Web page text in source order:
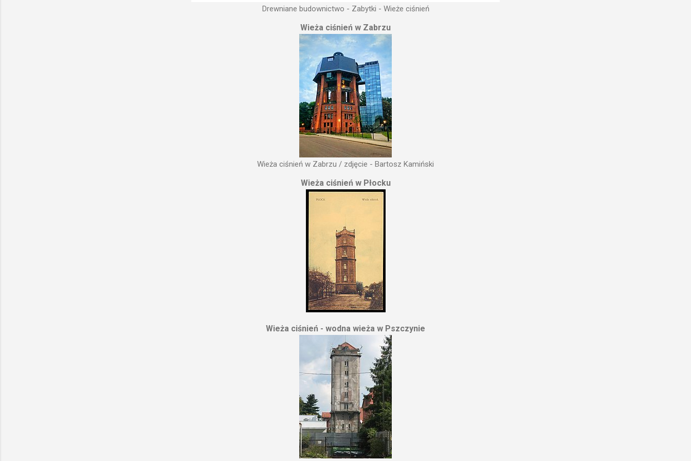
Drewniane budownictwo - Zabytki - Wieże ciśnień
Wieża ciśnień w Zabrzu
Wieża ciśnień w Zabrzu / zdjęcie - Bartosz Kamiński
Wieża ciśnień w Płocku
Wieża ciśnień - wodna wieża w Pszczynie